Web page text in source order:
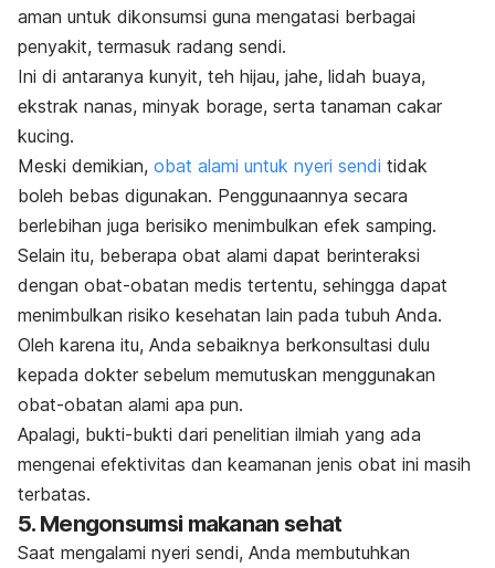
aman untuk dikonsumsi guna mengatasi berbagai
penyakit, termasuk radang sendi.
Ini di antaranya kunyit, teh hijau, jahe, lidah buaya,
ekstrak nanas, minyak borage, serta tanaman cakar
kucing.
Meski demikian, obat alami untuk nyeri sendi tidak
boleh bebas digunakan. Penggunaannya secara
berlebihan juga berisiko menimbulkan efek samping.
Selain itu, beberapa obat alami dapat berinteraksi
dengan obat-obatan medis tertentu, sehingga dapat
menimbulkan risiko kesehatan lain pada tubuh Anda.
Oleh karena itu, Anda sebaiknya berkonsultasi dulu
kepada dokter sebelum memutuskan menggunakan
obat-obatan alami apa pun.
Apalagi, bukti-bukti dari penelitian ilmiah yang ada
mengenai efektivitas dan keamanan jenis obat ini masih
terbatas.
5. Mengonsumsi makanan sehat
Saat mengalami nyeri sendi, Anda membutuhkan